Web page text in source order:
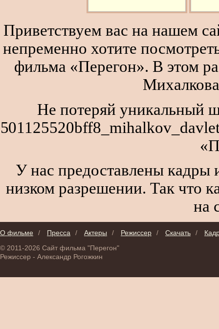
Приветствуем вас на нашем
непременно хотите
фильма «Перегон». В этом
Не потеряй уникальный
У нас предоставлены кадры
низком разрешении. Так что
на
О фильме / Пресса / Актеры / Режиссер / Скачать /
© 2011-2026 Сайт фильма "Перегон"
Режиссер - Александр Рогожкин